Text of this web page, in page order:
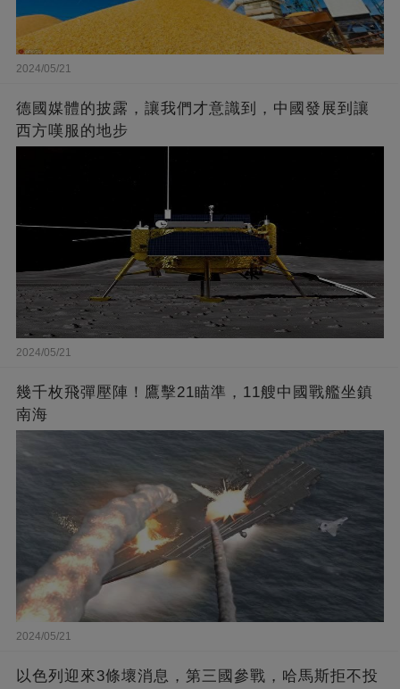
2024/05/21
德國媒體的披露，讓我們才意識到，中國發展到讓
西方嘆服的地步
2024/05/21
幾千枚飛彈壓陣！鷹擊21瞄準，11艘中國戰艦坐鎮
南海
2024/05/21
以色列迎來3條壞消息，第三國參戰，哈馬斯拒不投